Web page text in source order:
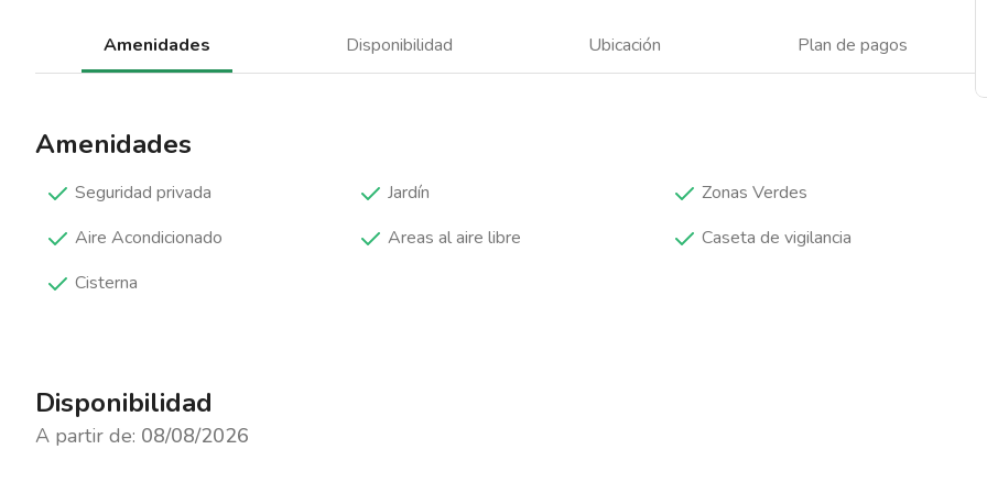
Amenidades Disponibilidad Ubicación Plan de pagos
Amenidades
Seguridad privada Jardín
Zonas Verdes
Aire Acondicionado
Areas al aire libre
Caseta de vigilancia
Cisterna
Disponibilidad
A partir de: 08/08/2026